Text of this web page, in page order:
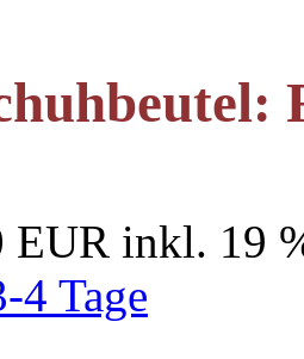
EUR inkl. 19
4 Tage